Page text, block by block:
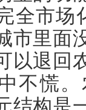
全市场
市里面
以退回
不慌